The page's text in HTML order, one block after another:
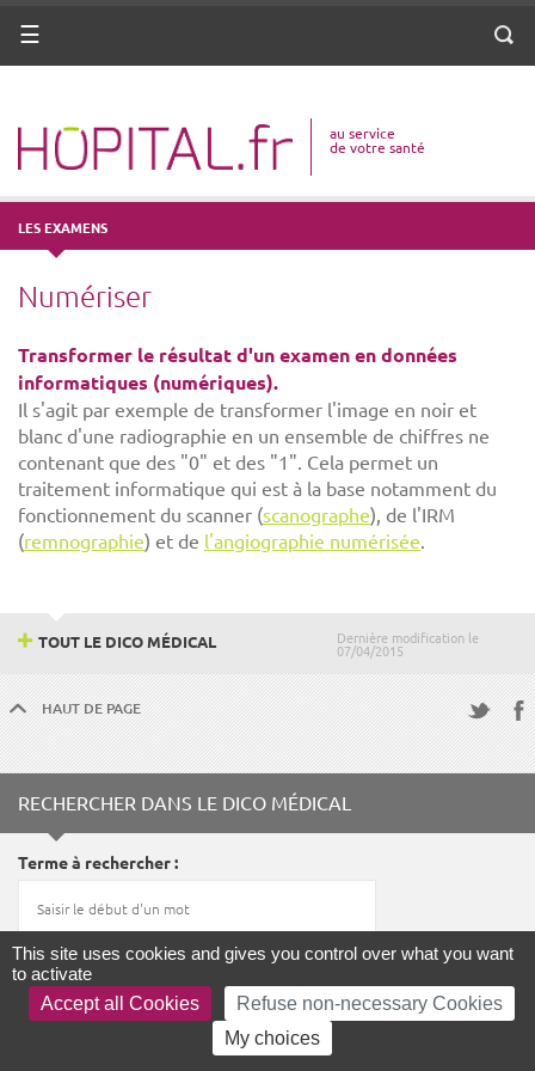
ANNUAIRE
VOTRE SANTÉ
DROITS & DÉMARCHES
MISSIONS
MÉTIERS
Menu
au service
de votre santé
LES EXAMENS
Numériser
Transformer le résultat d'un examen en données
informatiques (numériques).
Il s'agit par exemple de transformer l'image en noir et
blanc d'une radiographie en un ensemble de chiffres ne
contenant que des "0" et des "1". Cela permet un
traitement informatique qui est à la base notamment du
fonctionnement du scanner (scanographe), de l'IRM
(remnographie) et de l'angiographie numérisée.
Dernière modification le
07/04/2015
TOUT LE DICO MÉDICAL
HAUT DE PAGE
RECHERCHER DANS LE DICO MÉDICAL
Terme à rechercher
LANCER LA RECHERCHE
This site uses cookies and gives you control over what you want
to activate
Accept all Cookies
Refuse non-necessary Cookies
My choices